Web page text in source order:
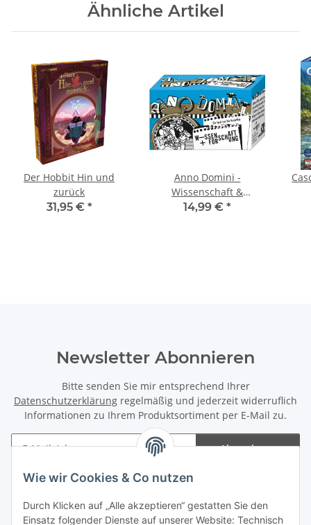
Wie wir Cookies & Co nutzen
Durch Klicken auf „Alle akzeptieren“ gestatten Sie den
Einsatz folgender Dienste auf unserer Website: Technisch
Ähnliche Artikel
Der Hobbit Hin und
zurück
31,95 € *
Anno Domini -
Wissenschaft &
Forschung
14,99 € *
Newsletter Abonnieren
Bitte senden Sie mir entsprechend Ihrer
Datenschutzerklärung regelmäßig und jederzeit widerruflich
Informationen zu Ihrem Produktsortiment per E-Mail zu.
Abonnieren
Newsletter Abonnieren
Informationen